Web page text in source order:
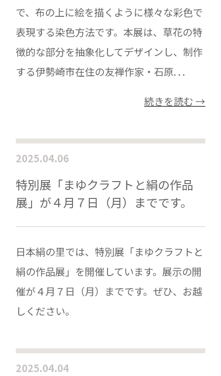
で、布の上に絵を描くように様々な彩色で
表現する染色方法です。本展は、草花の特
徴的な部分を抽象化してデザインし、制作
する伊勢崎市在住の友禅作家・石原. . .
続きを読む →
2025.04.06
特別展「まゆクラフトと絹の作品
展」が４月７日（月）までです。
日本絹の里では、特別展「まゆクラフトと
絹の作品展」を開催しています。展示の開
催が４月７日（月）までです。ぜひ、お越
しください。
2025.04.04